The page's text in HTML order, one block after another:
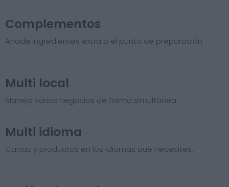
Complementos
Añade ingredientes extra o el punto de preparación.
Multi local
Maneja varios negocios de forma simultánea.
Multi idioma
Cartas y productos en los idiomas que necesites.